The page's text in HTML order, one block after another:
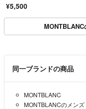
¥5,500
同一ブランドの商品
MONTBLANC
MONTBLANCのメンズ